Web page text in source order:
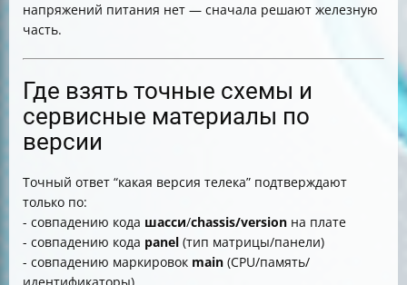
напряжений питания нет — сначала решают железную
часть.
Где взять точные схемы и
сервисные материалы по
версии
Точный ответ “какая версия телека” подтверждают
только по:
- совпадению кода шасси/chassis/version на плате
- совпадению кода panel (тип матрицы/панели)
- совпадению маркировок main (CPU/память/